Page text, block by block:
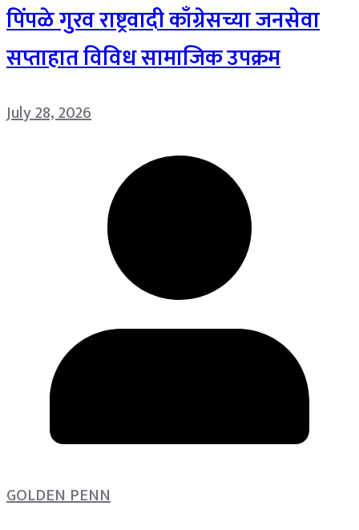
पिंपळे गुरव राष्ट्रवादी काँग्रेसच्या जनसेवा
सप्ताहात विविध सामाजिक उपक्रम
July 28, 2026
GOLDEN PENN